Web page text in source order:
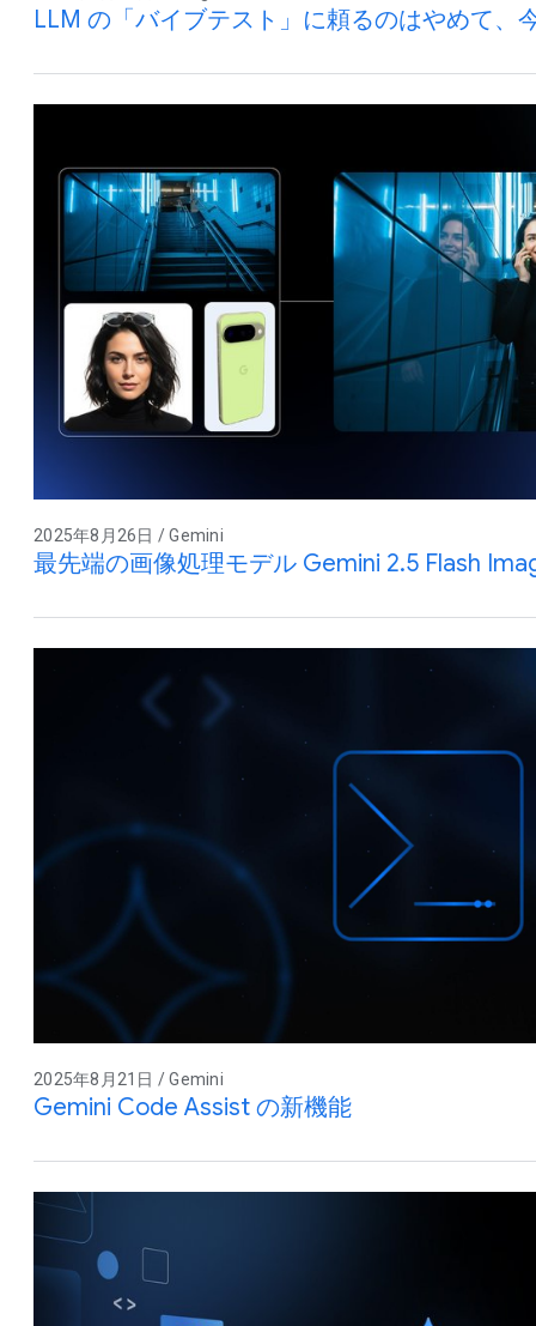
LLM の「バイブテスト」に頼るのはやめて、
2025年8月26日 / Gemini
最先端の画像処理モデル Gemini 2.5 Flash
2025年8月21日 / Gemini
Gemini Code Assist の新機能